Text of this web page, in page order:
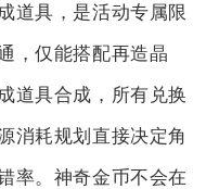
道具，是活动专属限
，仅能搭配再造晶
道具合成，所有兑换
消耗规划直接决定角
率。神奇金币不会在